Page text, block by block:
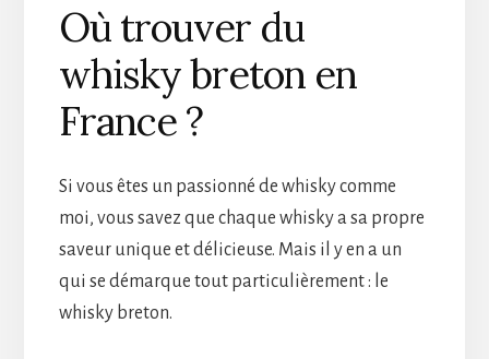
Où trouver du
whisky breton en
France ?
Si vous êtes un passionné de whisky comme
moi, vous savez que chaque whisky a sa propre
saveur unique et délicieuse. Mais il y en a un
qui se démarque tout particulièrement : le
whisky breton.